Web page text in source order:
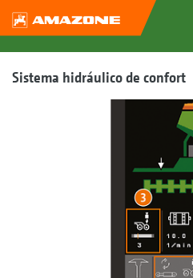
Sistema hidráulico de confort